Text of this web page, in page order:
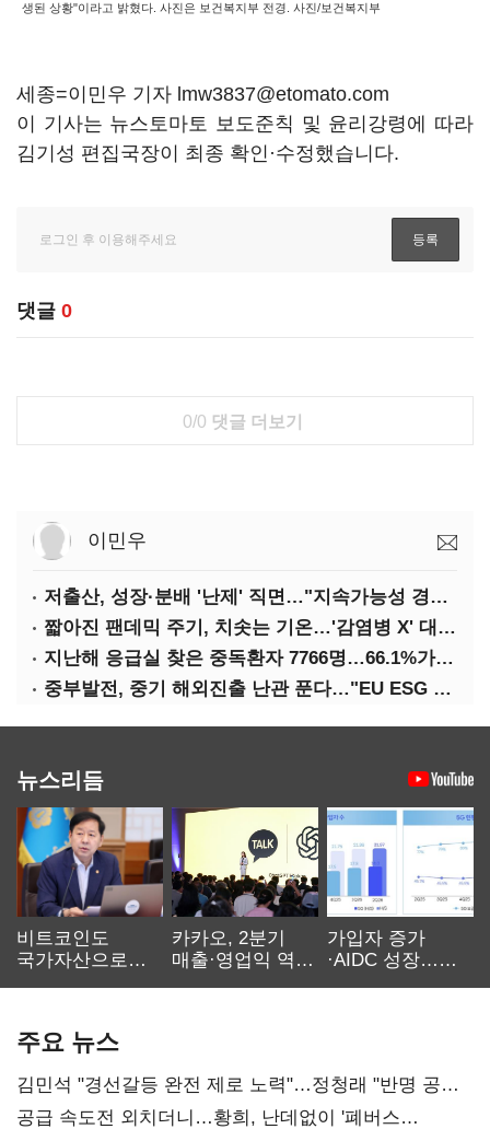
생된 상황"이라고 밝혔다. 사진은 보건복지부 전경. 사진/보건복지부
세종=이민우 기자 lmw3837@etomato.com
이 기사는 뉴스토마토 보도준칙 및 윤리강령에 따라
김기성 편집국장이 최종 확인·수정했습니다.
댓글 0
0/0 댓글 더보기
이민우
저출산, 성장·분배 '난제' 직면…"지속가능성 경고등"
짧아진 팬데믹 주기, 치솟는 기온…'감염병 X' 대비해야
지난해 응급실 찾은 중독환자 7766명…66.1%가 '의도적 중독'
중부발전, 중기 해외진출 난관 푼다…"EU ESG 실사 공동 대응"
뉴스리듬
비트코인도
국가자산으로…'
카카오, 2분기
매출·영업익 역대
가입자 증가
·AIDC 성장…
주요 뉴스
김민석 "경선갈등 완전 제로 노력"…정청래 "반명 공세
사과부터"
공급 속도전 외치더니…황희, 난데없이 '폐버스